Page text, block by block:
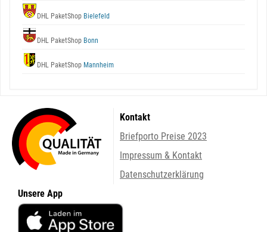
DHL PaketShop Bielefeld
DHL PaketShop Bonn
DHL PaketShop Mannheim
Kontakt
Briefporto Preise 2023
Impressum & Kontakt
Datenschutzerklärung
Unsere App